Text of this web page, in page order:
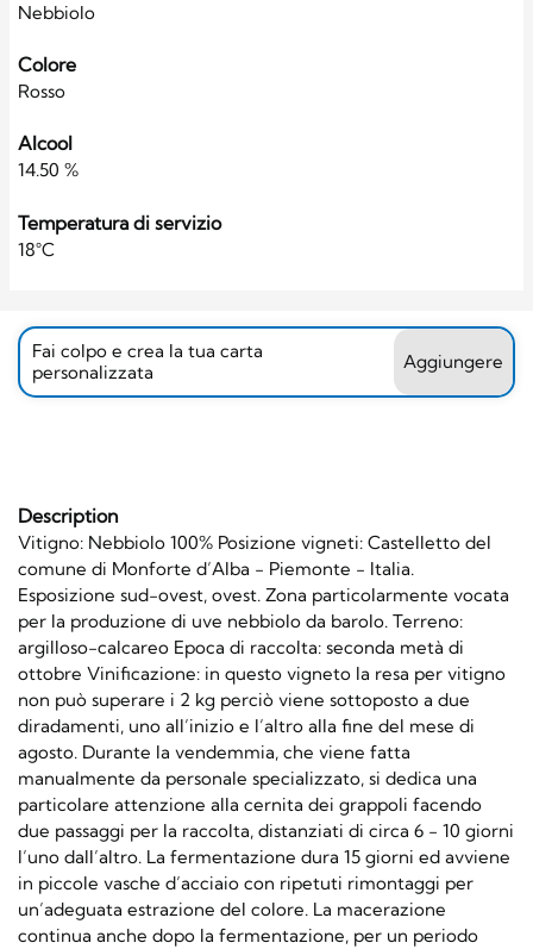
Nebbiolo
Colore
Rosso
Alcool
14.50 %
Temperatura di servizio
18°C
Fai colpo e crea la tua carta
personalizzata
Aggiungere
Description
Vitigno: Nebbiolo 100% Posizione vigneti: Castelletto del
comune di Monforte d’Alba - Piemonte - Italia.
Esposizione sud-ovest, ovest. Zona particolarmente vocata
per la produzione di uve nebbiolo da barolo. Terreno:
argilloso-calcareo Epoca di raccolta: seconda metà di
ottobre Vinificazione: in questo vigneto la resa per vitigno
non può superare i 2 kg perciò viene sottoposto a due
diradamenti, uno all’inizio e l’altro alla fine del mese di
agosto. Durante la vendemmia, che viene fatta
manualmente da personale specializzato, si dedica una
particolare attenzione alla cernita dei grappoli facendo
due passaggi per la raccolta, distanziati di circa 6 - 10 giorni
l’uno dall’altro. La fermentazione dura 15 giorni ed avviene
in piccole vasche d’acciaio con ripetuti rimontaggi per
un’adeguata estrazione del colore. La macerazione
continua anche dopo la fermentazione, per un periodo